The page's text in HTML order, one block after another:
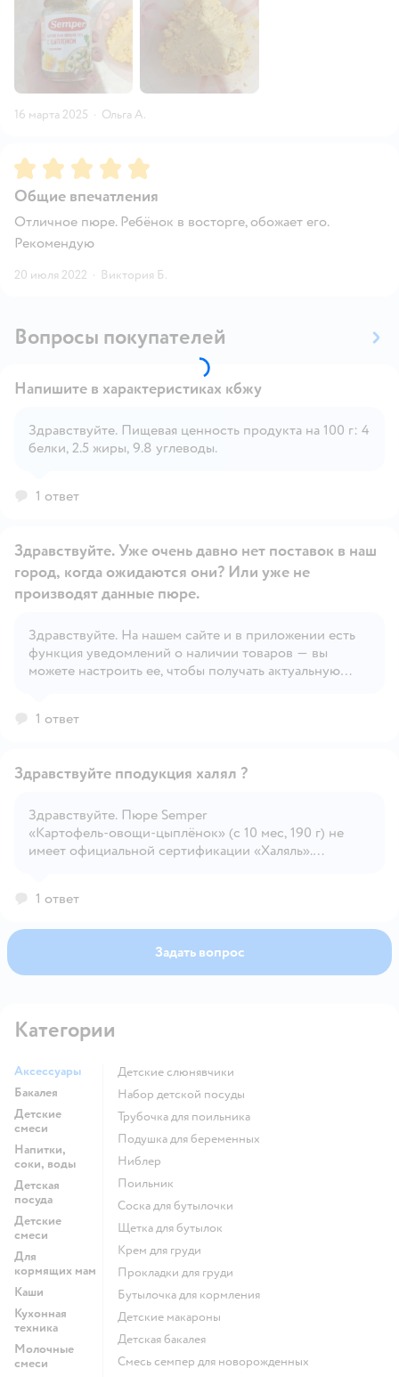
16 марта 2025 · Ольга А.
Рейтинг:5
Общие впечатления
Отличное пюре. Ребёнок в восторге, обожает его.
Рекомендую
20 июля 2022 · Виктория Б.
Вопросы покупателей
Открыть вопрос
Напишите в характеристиках кбжу
Здравствуйте. Пищевая ценность продукта на 100 г: 4
белки, 2.5 жиры, 9.8 углеводы.
1 ответ
Открыть вопрос
Здравствуйте. Уже очень давно нет поставок в наш
город, когда ожидаются они? Или уже не
производят данные пюре.
Здравствуйте. На нашем сайте и в приложении есть
функция уведомлений о наличии товаров — вы
можете настроить ее, чтобы получать актуальную
1 ответ
Открыть вопрос
Здравствуйте пподукция халял ?
Здравствуйте. Пюре Semper
«Картофель‑овощи‑цыплёнок» (с 10 мес, 190 г) не
имеет официальной сертификации «Халяль».
статус «Halal» для мясных пюре не заявлен.
1 ответ
Задать вопрос
Категории
Аксессуары
Бакалея
Детские
смеси
Напитки,
соки, воды
Детская
посуда
Детские
смеси
Для
кормящих мам
Каши
Кухонная
техника
Молочные
смеси
Детские слюнявчики
набор детской посуды
трубочка для поильника
подушка для беременных
ниблер
поильник
соска для бутылочки
щетка для бутылок
крем для груди
прокладки для груди
бутылочка для кормления
детские макароны
детская бакалея
смесь семпер для новорожденных